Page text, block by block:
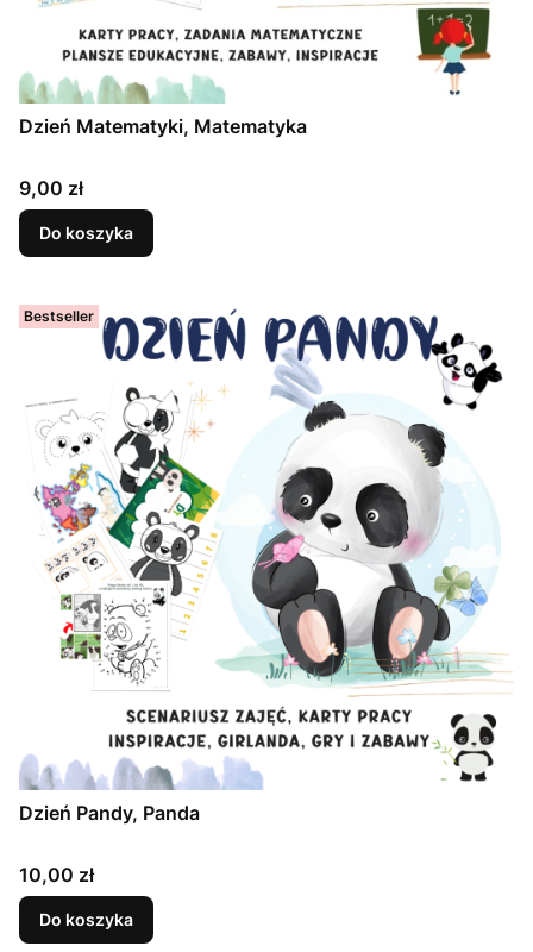
Dzień Matematyki, Matematyka
Cena
9,00 zł
Do koszyka
Bestseller
Dzień Pandy, Panda
Cena
10,00 zł
Do koszyka